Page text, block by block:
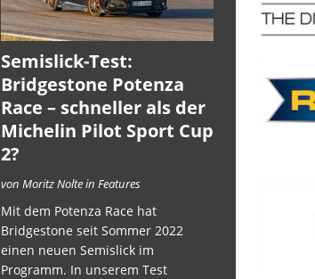
Semislick-Test:
Bridgestone Potenza
Race – schneller als der
Michelin Pilot Sport Cup
2?
von Moritz Nolte in Features
Mit dem Potenza Race hat
Bridgestone seit Sommer 2022
einen neuen Semislick im
Programm. In unserem Test